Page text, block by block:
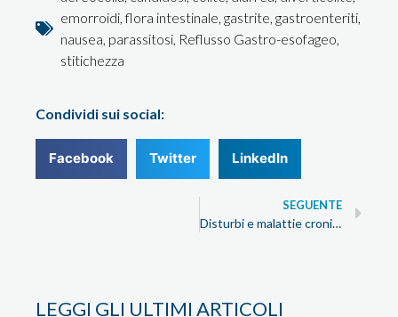
emorroidi,flora intestinale, gastrite, gastroenteriti,
nausea, parassitosi, Reflusso Gastro-esofageo,
stitichezza
Condividi sui social:
Facebook Twitter LinkedIn
SEGUENTE
Disturbi e malattie croniche. Cosa funziona?
LEGGI GLI ULTIMI ARTICOLI